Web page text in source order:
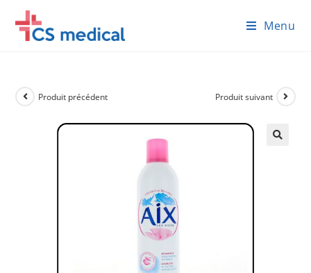
content
Menu
Produit précédent Produit suivant